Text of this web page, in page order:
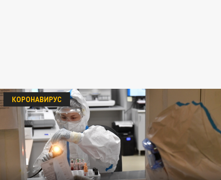
КОРОНАВИРУС